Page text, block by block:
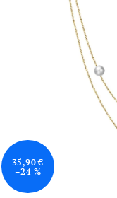
35,90 €
–24 %